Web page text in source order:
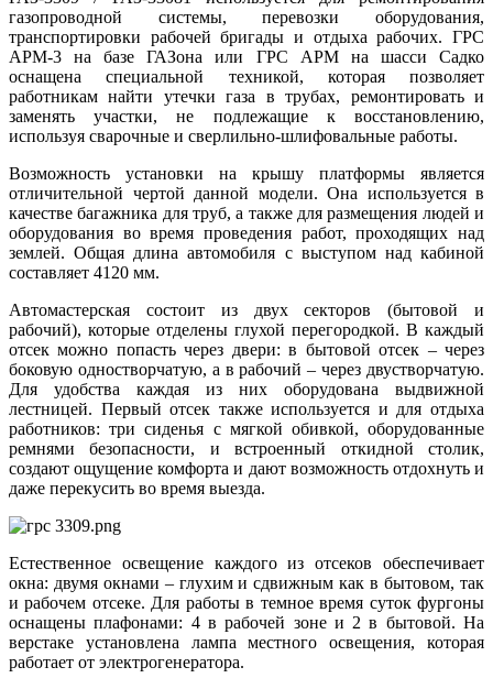
газопроводной системы, перевозки оборудования,
транспортировки рабочей бригады и отдыха рабочих. ГРС
АРМ-3 на базе ГАЗона или ГРС АРМ на шасси Садко
оснащена специальной техникой, которая позволяет
работникам найти утечки газа в трубах, ремонтировать и
заменять участки, не подлежащие к восстановлению,
используя сварочные и сверлильно-шлифовальные работы.
Возможность установки на крышу платформы является
отличительной чертой данной модели. Она используется в
качестве багажника для труб, а также для размещения людей и
оборудования во время проведения работ, проходящих над
землей. Общая длина автомобиля с выступом над кабиной
составляет 4120 мм.
Автомастерская состоит из двух секторов (бытовой и
рабочий), которые отделены глухой перегородкой. В каждый
отсек можно попасть через двери: в бытовой отсек – через
боковую одностворчатую, а в рабочий – через двустворчатую.
Для удобства каждая из них оборудована выдвижной
лестницей. Первый отсек также используется и для отдыха
работников: три сиденья с мягкой обивкой, оборудованные
ремнями безопасности, и встроенный откидной столик,
создают ощущение комфорта и дают возможность отдохнуть и
даже перекусить во время выезда.
Естественное освещение каждого из отсеков обеспечивает
окна: двумя окнами – глухим и сдвижным как в бытовом, так
и рабочем отсеке. Для работы в темное время суток фургоны
оснащены плафонами: 4 в рабочей зоне и 2 в бытовой. На
верстаке установлена лампа местного освещения, которая
работает от электрогенератора.